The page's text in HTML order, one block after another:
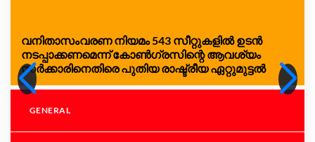
വനിതാസംവരണ നിയമം 543 സീറ്റുകളിൽ ഉടൻ
നടപ്പാക്കണമെന്ന് കോൺഗ്രസിന്റെ ആവശ്യം
സർക്കാരിനെതിരെ പുതിയ രാഷ്ട്രീയ ഏറ്റുമുട്ടൽ
GENERAL